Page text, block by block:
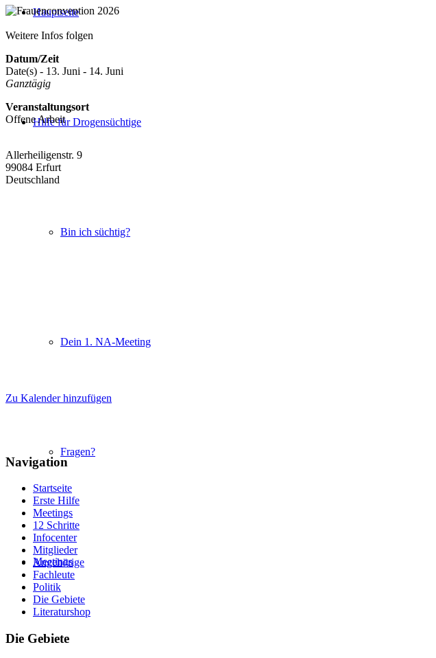
Hauptseite
Hilfe für Drogensüchtige
Bin ich süchtig?
Dein 1. NA-Meeting
Fragen?
Meetings
Weitere Infos folgen
Datum/Zeit
Date(s) - 13. Juni - 14. Juni
Ganztägig
Veranstaltungsort
Offene Arbeit
Allerheiligenstr. 9
99084 Erfurt
Deutschland
Zu Kalender hinzufügen
Navigation
Startseite
Erste Hilfe
Meetings
12 Schritte
Infocenter
Mitglieder
Angehörige
Fachleute
Politik
Die Gebiete
Literaturshop
Die Gebiete